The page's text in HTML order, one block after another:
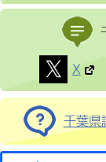
X
千葉県